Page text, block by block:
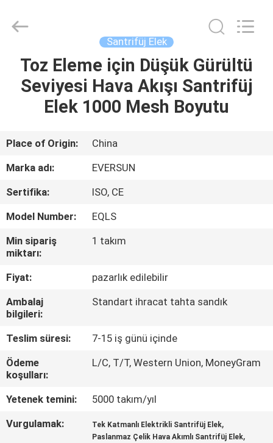
ÜRÜN:%
VR
GÖSTERISI
HAKKIMIZDA
FABRIKA
TURU
KALITE
KONTROL
BIZIMLE
ILETIŞIME
GEÇIN
Reserved.
Santrifüj Elek
Toz Eleme için Düşük Gürültü
Seviyesi Hava Akışı Santrifüj
Elek 1000 Mesh Boyutu
Place of Origin:
China
Marka adı:
EVERSUN
Sertifika:
ISO, CE
Model Number:
EQLS
Min sipariş
miktarı:
1 takım
Fiyat:
pazarlık edilebilir
Ambalaj
bilgileri:
Standart ihracat tahta sandık
Teslim süresi:
7-15 iş günü içinde
Ödeme
koşulları:
L/C, T/T, Western Union, MoneyGram
Yetenek temini:
5000 takım/yıl
Vurgulamak:
Tek Katmanlı Elektrikli Santrifüj Elek,
Paslanmaz Çelik Hava Akımlı Santrifüj Elek,